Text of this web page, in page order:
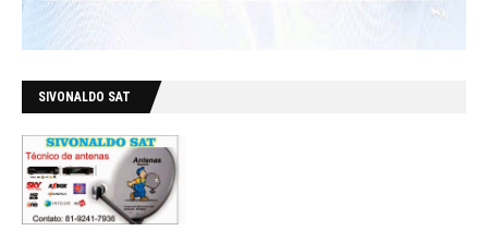
SIVONALDO SAT